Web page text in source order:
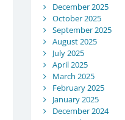
December 2025
October 2025
September 2025
August 2025
July 2025
April 2025
March 2025
February 2025
January 2025
December 2024